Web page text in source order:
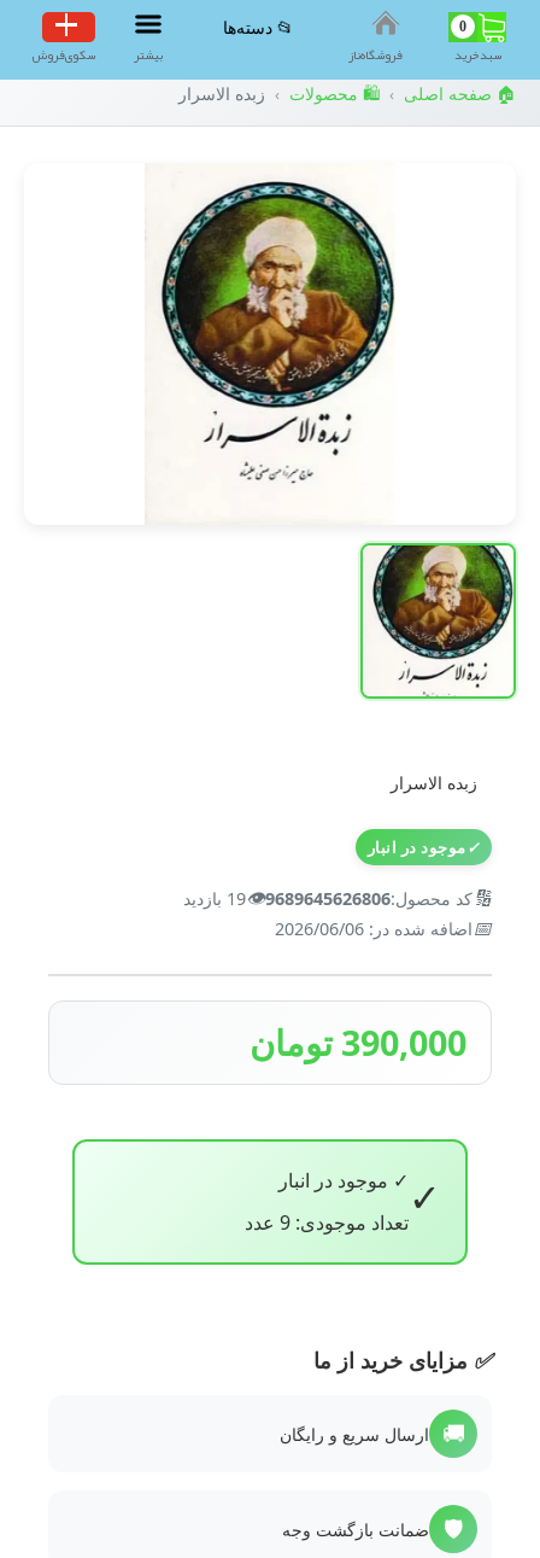
0
سبد‌خرید فروشگاه‌ناز
📂 دسته‌ها
بیشتر سکوی‌فروش
🏠 صفحه اصلی › 🛍️ محصولات › زبده الاسرار
زبده الاسرار
✓موجود در انبار
🔢کد محصول:9689645626806
👁️19 بازدید
📅اضافه شده در: 2026/06/06
390,000 تومان
✓ ✓ موجود در انبار
تعداد موجودی: 9 عدد
✅ مزایای خرید از ما
🚚 ارسال سریع و رایگان
🛡️ ضمانت بازگشت وجه